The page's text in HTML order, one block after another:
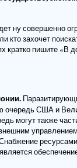
ну совершенно
кто захочет
кратко пишите «В
очередь США и
могут также